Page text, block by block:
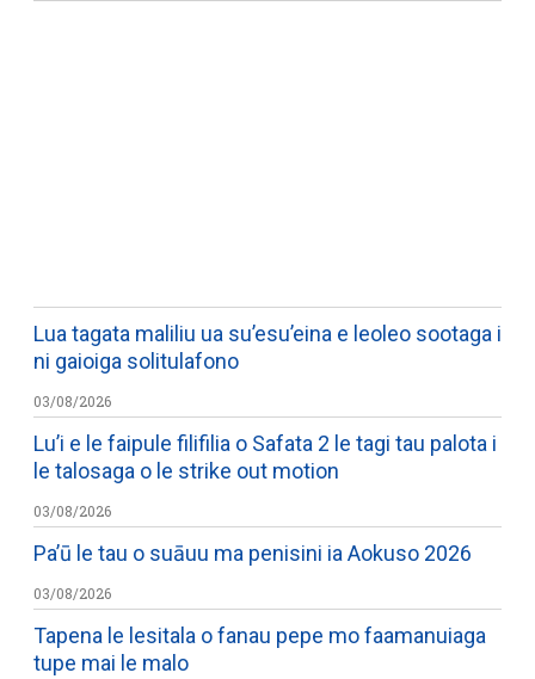
Lua tagata maliliu ua su’esu’eina e leoleo sootaga i
ni gaioiga solitulafono
03/08/2026
Lu’i e le faipule filifilia o Safata 2 le tagi tau palota i
le talosaga o le strike out motion
03/08/2026
Pa’ū le tau o suāuu ma penisini ia Aokuso 2026
03/08/2026
Tapena le lesitala o fanau pepe mo faamanuiaga
tupe mai le malo